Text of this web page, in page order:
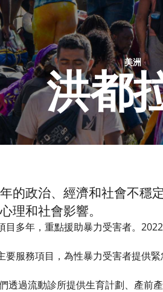
美洲
洪都
的政治、經濟和社會不穩
理和社會影響。
多年，重點援助暴力受害者。
服務項目，為性暴力受害者提供緊
透過流動診所提供生育計劃、產前